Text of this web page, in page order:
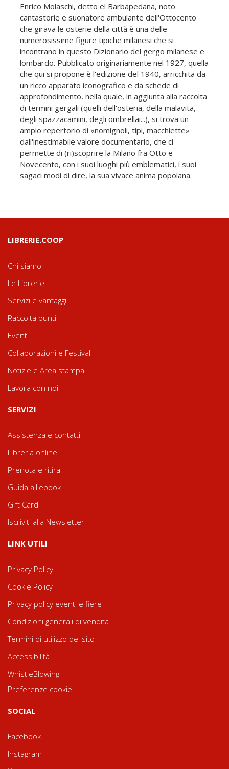
Enrico Molaschi, detto el Barbapedana, noto
cantastorie e suonatore ambulante dell'Ottocento
che girava le osterie della città è una delle
numerosissime figure tipiche milanesi che si
incontrano in questo Dizionario del gergo milanese e
lombardo. Pubblicato originariamente nel 1927, quella
che qui si propone è l'edizione del 1940, arricchita da
un ricco apparato iconografico e da schede di
approfondimento, nella quale, in aggiunta alla raccolta
di termini gergali (quelli dell'osteria, della malavita,
degli spazzacamini, degli ombrellai...), si trova un
ampio repertorio di «nomignoli, tipi, macchiette»
dall'inestimabile valore documentario, che ci
permette di (ri)scoprire la Milano fra Otto e
Novecento, con i suoi luoghi più emblematici, i suoi
sagaci modi di dire, la sua vivace anima popolana.
LIBRERIE.COOP
Chi siamo
Le Librerie
Servizi e vantaggi
Raccolta punti
Eventi
Collaborazioni e Festival
Notizie e Area stampa
Lavora con noi
SERVIZI
Assistenza e contatti
Libreria online
Prenota e ritira
Guida all'ebook
Gift Card
Iscriviti alla Newsletter
LINK UTILI
Privacy Policy
Cookie Policy
Privacy policy eventi e fiere
Condizioni generali di vendita
Termini di utilizzo del sito
Accessibilità
WhistleBlowing
Preferenze cookie
SOCIAL
Facebook
Instagram